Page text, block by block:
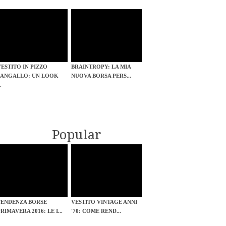
IN PIZZO
UN LOOK
BRAINTROPY: LA MIA
NUOVA BORSA PERS...
Popular
BORSE
2016: LE I...
VESTITO VINTAGE ANNI
'70: COME REND...